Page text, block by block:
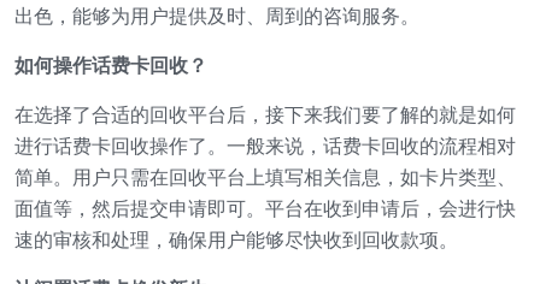
出色，能够为用户提供及时、周到的咨询服务。
如何操作话费卡回收？
在选择了合适的回收平台后，接下来我们要了解的就是如何
进行话费卡回收操作了。一般来说，话费卡回收的流程相对
简单。用户只需在回收平台上填写相关信息，如卡片类型、
面值等，然后提交申请即可。平台在收到申请后，会进行快
速的审核和处理，确保用户能够尽快收到回收款项。